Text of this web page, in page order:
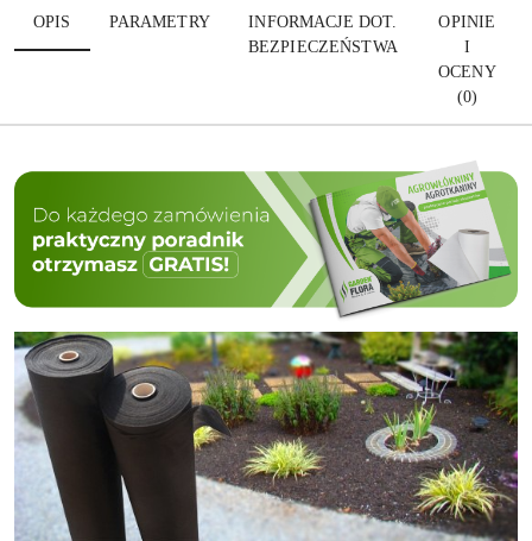
OPIS PARAMETRY
INFORMACJE DOT.
BEZPIECZEŃSTWA
OPINIE
I
OCENY
(0)